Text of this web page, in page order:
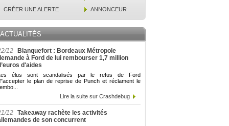
CRÉER UNE ALERTE
ANNONCEUR
ACTUALITÉS
12
Blanquefort : Bordeaux Métropole
à Ford de lui rembourser 1,7 million
d'aides
élus sont scandalisés par le refus de Ford
le plan de reprise de Punch et réclament le
Lire la suite sur Crashdebug
12 Takeaway rachète les activités
de son concurrent